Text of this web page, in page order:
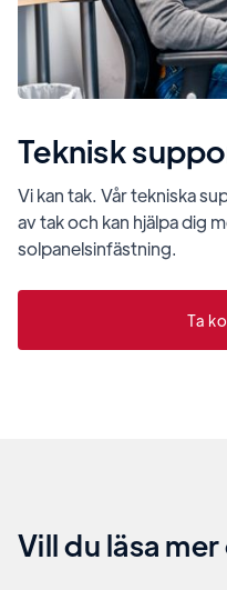
Teknisk
Vi kan tak. Vår tekniska
av tak och kan hjälpa dig
solpanelsinfästning.
Ta
Vill du läsa